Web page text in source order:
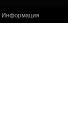
Информация